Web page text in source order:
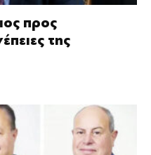
προς
της